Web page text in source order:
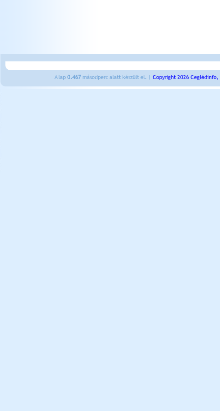
A lap 0.467 másodperc alatt készült el. | Copyright 2026